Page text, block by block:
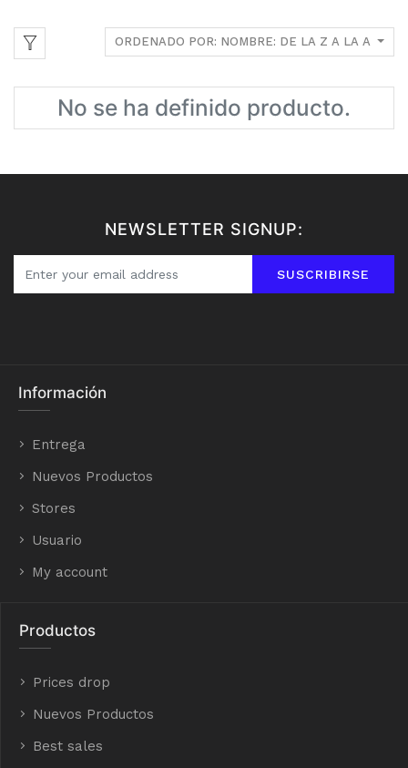
ORDENADO POR: NOMBRE: DE LA Z A LA A
No se ha definido producto.
NEWSLETTER SIGNUP:
SUSCRIBIRSE
Información
Entrega
Nuevos Productos
Stores
Usuario
My account
Productos
Prices drop
Nuevos Productos
Best sales